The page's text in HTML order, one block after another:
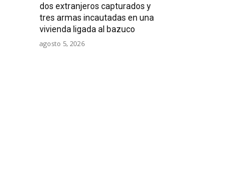
dos extranjeros capturados y
tres armas incautadas en una
vivienda ligada al bazuco
agosto 5, 2026